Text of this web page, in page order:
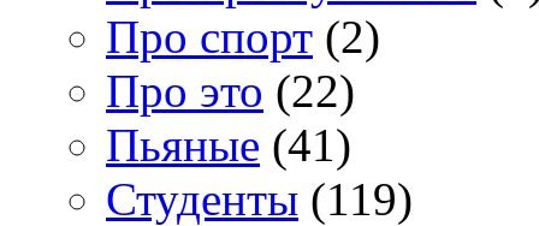
Про спорт (2)
Про это (22)
Пьяные (41)
Студенты (119)